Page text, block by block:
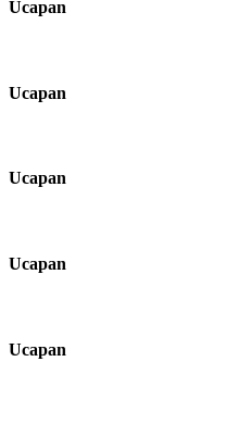
Ucapan
Ucapan
Ucapan
Ucapan
Ucapan